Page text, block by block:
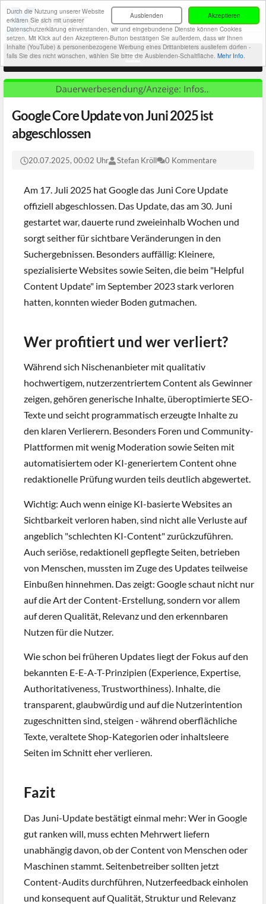
Akzeptieren
Ausblenden
Durch die Nutzung unserer Website
erklären Sie sich mit unserer
Datenschutzerklärung einverstanden, wir und eingebundene Dienste können Cookies
setzen. Mit Klick auf den Akzeptieren-Button bestätigen Sie außerdem, dass wir Ihnen
Inhalte (YouTube) & personenbezogene Werbung eines Drittanbieters ausliefern dürfen -
falls Sie dies nicht wünschen, wählen Sie bitte die Ausblenden-Schaltfläche. Mehr Info.
Google Core Update von Juni 2025 ist
abgeschlossen
20.07.2025, 00:02 Uhr Stefan Kröll 0 Kommentare
Am 17. Juli 2025 hat Google das Juni Core Update
offiziell abgeschlossen. Das Update, das am 30. Juni
gestartet war, dauerte rund zweieinhalb Wochen und
sorgt seither für sichtbare Veränderungen in den
Suchergebnissen. Besonders auffällig: Kleinere,
spezialisierte Websites sowie Seiten, die beim "Helpful
Content Update" im September 2023 stark verloren
hatten, konnten wieder Boden gutmachen.
Wer profitiert und wer verliert?
Während sich Nischenanbieter mit qualitativ
hochwertigem, nutzerzentriertem Content als Gewinner
zeigen, gehören generische Inhalte, überoptimierte SEO-
Texte und seicht programmatisch erzeugte Inhalte zu
den klaren Verlierern. Besonders Foren und Community-
Plattformen mit wenig Moderation sowie Seiten mit
automatisiertem oder KI-generiertem Content ohne
redaktionelle Prüfung wurden teils deutlich abgewertet.
Wichtig: Auch wenn einige KI-basierte Websites an
Sichtbarkeit verloren haben, sind nicht alle Verluste auf
angeblich "schlechten KI-Content" zurückzuführen.
Auch seriöse, redaktionell gepflegte Seiten, betrieben
von Menschen, mussten im Zuge des Updates teilweise
Einbußen hinnehmen. Das zeigt: Google schaut nicht nur
auf die Art der Content-Erstellung, sondern vor allem
auf deren Qualität, Relevanz und den erkennbaren
Nutzen für die Nutzer.
Wie schon bei früheren Updates liegt der Fokus auf den
bekannten E-E-A-T-Prinzipien (Experience, Expertise,
Authoritativeness, Trustworthiness). Inhalte, die
transparent, glaubwürdig und auf die Nutzerintention
zugeschnitten sind, steigen - während oberflächliche
Texte, veraltete Shop-Kategorien oder inhaltsleere
Seiten im Schnitt eher verlieren.
Fazit
Das Juni-Update bestätigt einmal mehr: Wer in Google
gut ranken will, muss echten Mehrwert liefern
unabhängig davon, ob der Content von Menschen oder
Maschinen stammt. Seitenbetreiber sollten jetzt
Content-Audits durchführen, Nutzerfeedback einholen
und konsequent auf Qualität, Struktur und Relevanz